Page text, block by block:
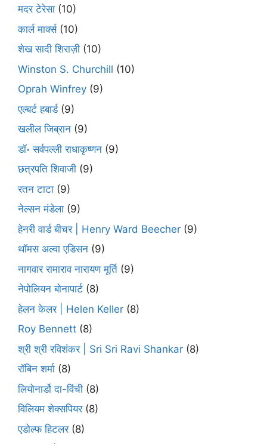
मदर टेरेसा (10)
कार्ल मार्क्स(10)
शेख सादी शिराज़ी (10)
Winston S. Churchill (10)
Oprah Winfrey (9)
एल्बर्ट हबार्ड(9)
खलील जिब्रान (9)
डॉ॰ सर्वपल्ली राधाकृष्णन (9)
छत्रपति शिवाजी (9)
रतन टाटा (9)
नेल्सन मंडेला (9)
हेनरी वार्ड बीचर | Henry Ward Beecher (9)
थॉमस अल्वा एडिसन (9)
नागवार रामाराव नारायण मूर्ति (9)
नेपोलियन बोनापार्ट (8)
हेलन केलर | Helen Keller (8)
Roy Bennett (8)
श्री श्री रविशंकर | Sri Sri Ravi Shankar (8)
रॉबिन शर्मा (8)
लियोनार्डो दा-विंची (8)
विलियम शेक्सपियर(8)
एडोल्फ हिटलर(8)